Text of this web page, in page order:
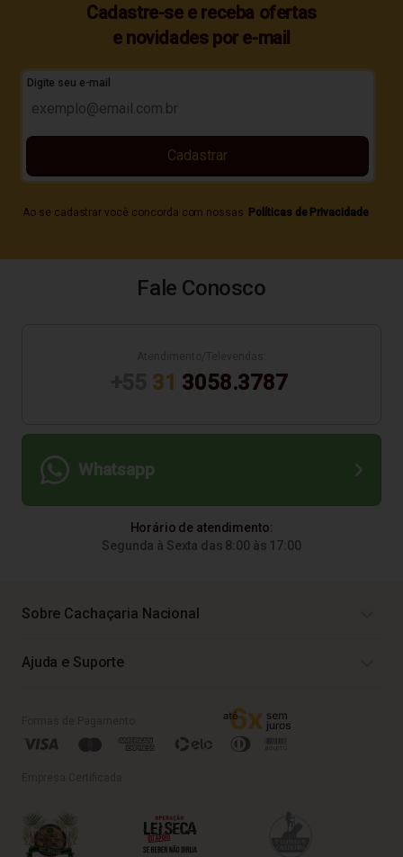
Cadastre-se e receba ofertas
e novidades por e-mail
Digite seu e-mail
Ao se cadastrar você concorda com nossas Políticas de Privacidade
Cadastrar
Fale Conosco
31 3058.3787
Whatsapp
Horário de atendimento:
Segunda à Sexta das 8:00 às 17:00
Sobre Cachaçaria Nacional
Ajuda e Suporte